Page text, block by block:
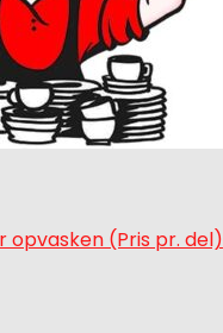
opvasken (Pris pr. del)